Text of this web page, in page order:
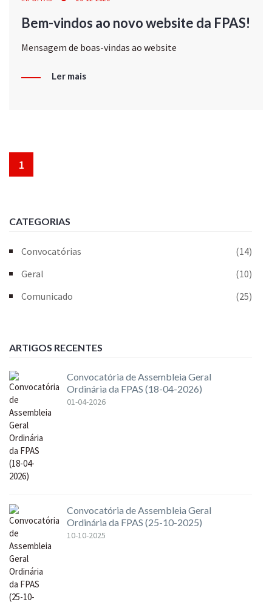
Bem-vindos ao novo website da FPAS!
Mensagem de boas-vindas ao website
Ler mais
1
CATEGORIAS
Convocatórias
(14)
Geral
(10)
Comunicado
(25)
ARTIGOS RECENTES
Convocatória de Assembleia Geral
Ordinária da FPAS (18-04-2026)
01-04-2026
Convocatória de Assembleia Geral
Ordinária da FPAS (25-10-2025)
10-10-2025